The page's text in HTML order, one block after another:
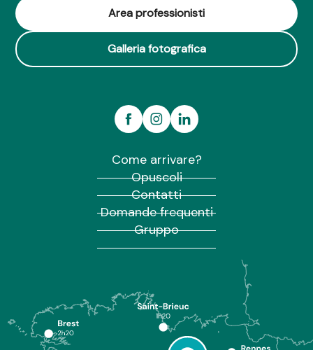
Area professionisti
Galleria fotografica
Come arrivare?
Opuscoli
Contatti
Domande frequenti
Gruppo